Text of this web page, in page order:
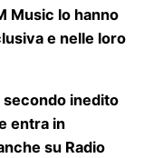
Music lo hanno
e nelle loro
secondo inedito
entra in
su Radio